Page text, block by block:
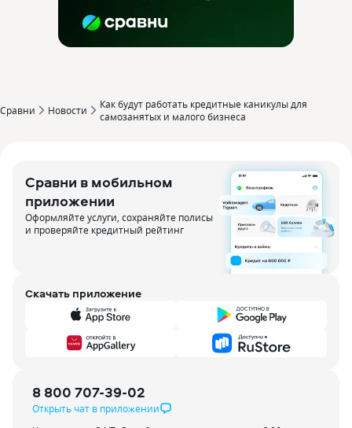
Сравни Новости
Как будут работать кредитные каникулы для
самозанятых и малого бизнеса
Сравни в мобильном
приложении
Оформляйте услуги, сохраняйте полисы
и проверяйте кредитный рейтинг
Скачать приложение
8 800 707-39-02
Открыть чат в приложении